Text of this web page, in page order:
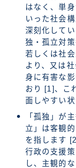
はなく、単
いった社会
深刻化して
独・孤立対
若しくは社
より、又は
身に有害な
おり [1]、こ
面しやすい状
「孤独」が
立」は客観
を指します
行政の支援
し、主観的